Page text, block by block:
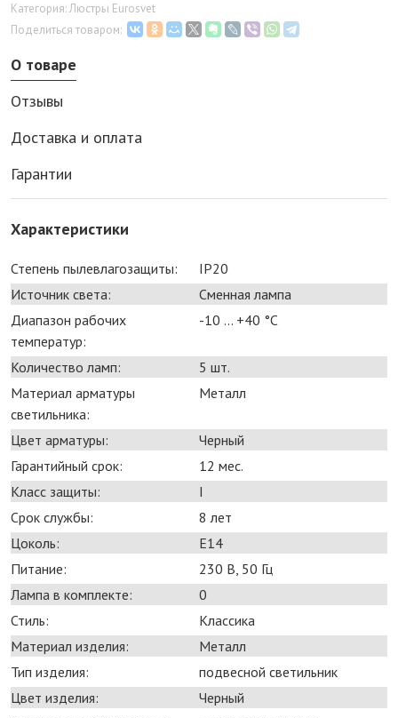
Категория: Люстры Eurosvet
Поделиться товаром:
О товаре
Отзывы
Доставка и оплата
Гарантии
Характеристики
Степень пылевлагозащиты:
IP20
Источник света:
Сменная лампа
Диапазон рабочих
температур:
-10 ... +40 °С
Количество ламп:
5 шт.
Материал арматуры
светильника:
Металл
Цвет арматуры:
Черный
Гарантийный срок:
12 мес.
Класс защиты:
I
Срок службы:
8 лет
Цоколь:
E14
Питание:
230 В, 50 Гц
Лампа в комплекте:
0
Стиль:
Классика
Материал изделия:
Металл
Тип изделия:
подвесной светильник
Цвет изделия:
Черный